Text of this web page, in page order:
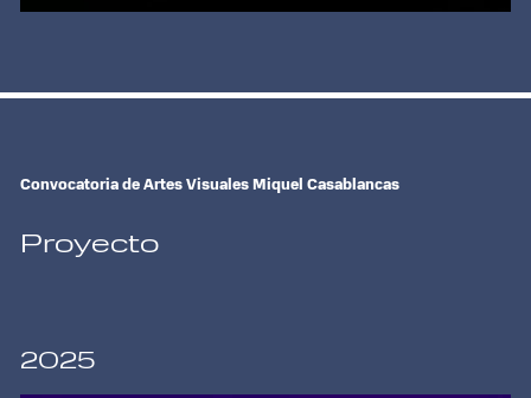
Convocatoria de Artes Visuales Miquel Casablancas
Proyecto
2025